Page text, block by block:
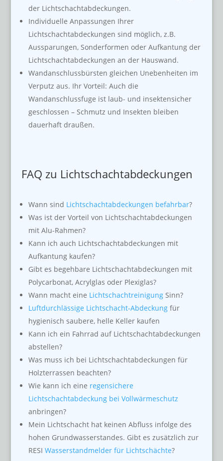
der Lichtschachtabdeckungen.
Individuelle Anpassungen Ihrer
Lichtschachtabdeckungen sind möglich, z.B.
Aussparungen, Sonderformen oder Aufkantung der
Lichtschachtabdeckungen an der Hauswand.
Wandanschlussbürsten gleichen Unebenheiten im
Verputz aus. Ihr Vorteil: Auch die
Wandanschlussfuge ist laub- und insektensicher
geschlossen – Schmutz und Insekten bleiben
dauerhaft draußen.
FAQ zu Lichtschachtabdeckungen
Wann sind Lichtschachtabdeckungen befahrbar?
Was ist der Vorteil von Lichtschachtabdeckungen
mit Alu-Rahmen?
Kann ich auch Lichtschachtabdeckungen mit
Aufkantung kaufen?
Gibt es begehbare Lichtschachtabdeckungen mit
Polycarbonat, Acrylglas oder Plexiglas?
Wann macht eine LichtschachtreinigungSinn?
Luftdurchlässige Lichtschacht-Abdeckungfür
hygienisch saubere, helle Keller kaufen
Kann ich ein Fahrrad auf Lichtschachtabdeckungen
abstellen?
Was muss ich bei Lichtschachtabdeckungen für
Holzterrassen beachten?
Wie kann ich eine regensichere
Lichtschachtabdeckung bei Vollwärmeschutz
anbringen?
Mein Lichtschacht hat keinen Abfluss infolge des
hohen Grundwasserstandes. Gibt es zusätzlich zur
RESI Wasserstandmelder für Lichtschächte?